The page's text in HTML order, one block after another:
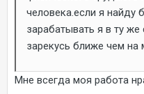
человека.если я найду
зарабатывать я в ту
зарекусь ближе чем на
Мне всегда моя работа